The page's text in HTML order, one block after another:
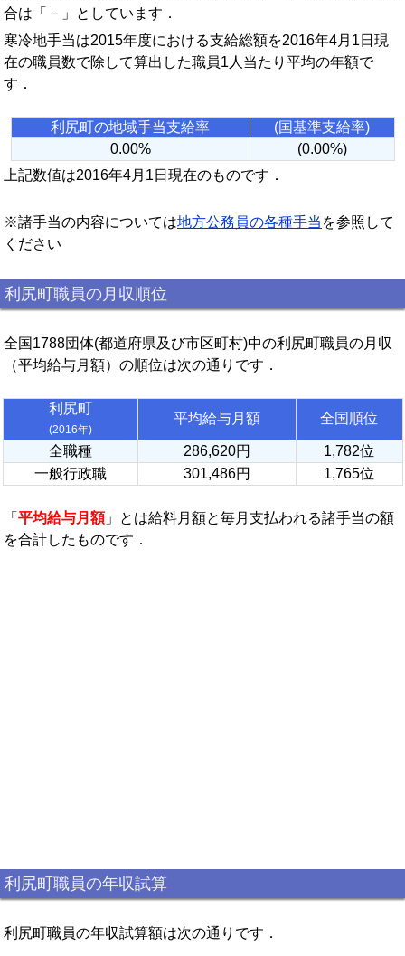
合は「－」としています．
寒冷地手当は2015年度における支給総額を2016年4月1日現
在の職員数で除して算出した職員1人当たり平均の年額で
す．
利尻町の地域手当支給率
(国基準支給率)
0.00%
(0.00%)
上記数値は2016年4月1日現在のものです．
※諸手当の内容については地方公務員の各種手当 を参照して
ください
利尻町職員の月収順位
全国1788団体(都道府県及び市区町村)中の利尻町職員の月収
（平均給与月額）の順位は次の通りです．
利尻町
(2016年)
平均給与月額 全国順位
全職種 286,620円
1,782位
一般行政職
301,486円 1,765位
「 平均給与月額」とは給料月額と毎月支払われる諸手当の額
を合計したものです．
利尻町職員の年収試算
利尻町職員の年収試算額は次の通りです．